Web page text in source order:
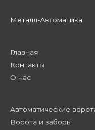
Металл-Автоматика
Главная
Контакты
О нас
Автоматические
Ворота и заборы